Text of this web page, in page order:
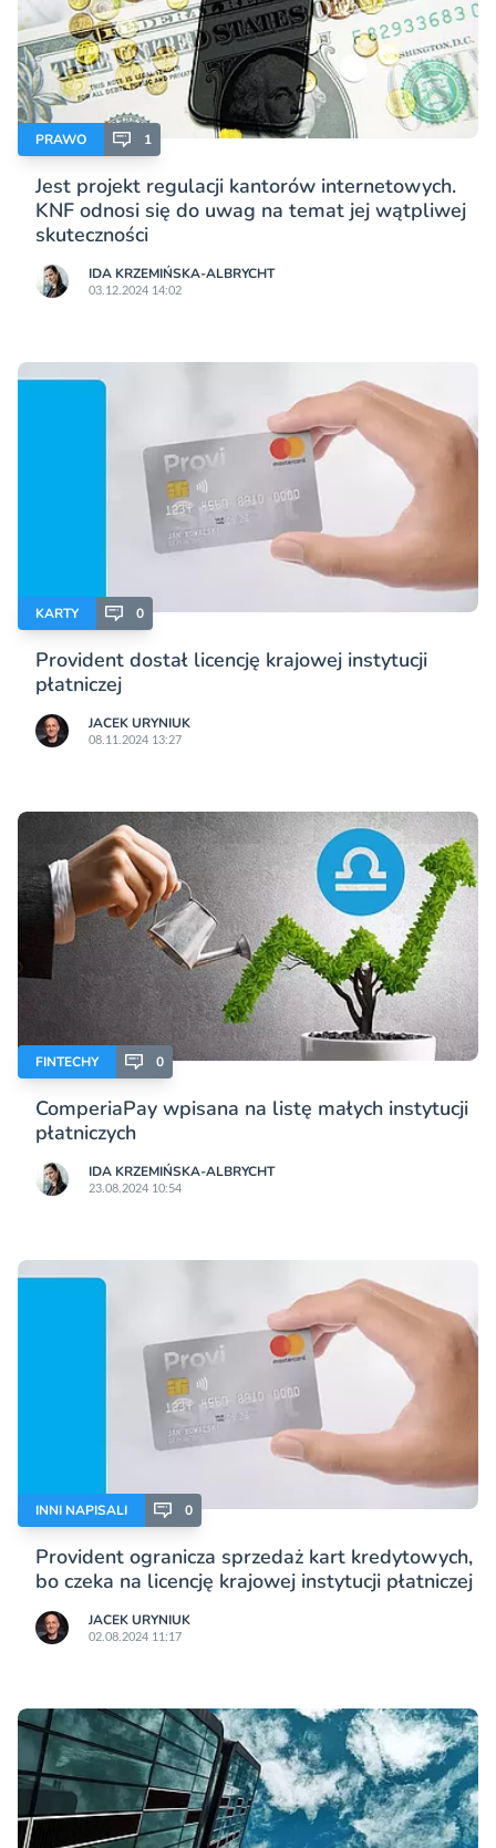
PRAWO 1
Jest projekt regulacji kantorów internetowych.
KNF odnosi się do uwag na temat jej wątpliwej
skuteczności
IDA KRZEMIŃSKA-ALBRYCHT
03.12.2024 14:02
KARTY 0
Provident dostał licencję krajowej instytucji
płatniczej
JACEK URYNIUK
08.11.2024 13:27
FINTECHY 0
ComperiaPay wpisana na listę małych instytucji
płatniczych
IDA KRZEMIŃSKA-ALBRYCHT
23.08.2024 10:54
INNI NAPISALI 0
Provident ogranicza sprzedaż kart kredytowych,
bo czeka na licencję krajowej instytucji płatniczej
JACEK URYNIUK
02.08.2024 11:17